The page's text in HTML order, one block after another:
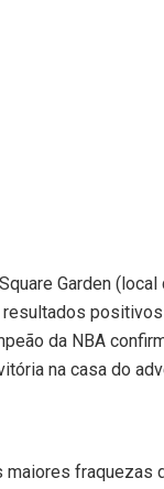
Garden
da NBA
na casa do
maiores fraquezas